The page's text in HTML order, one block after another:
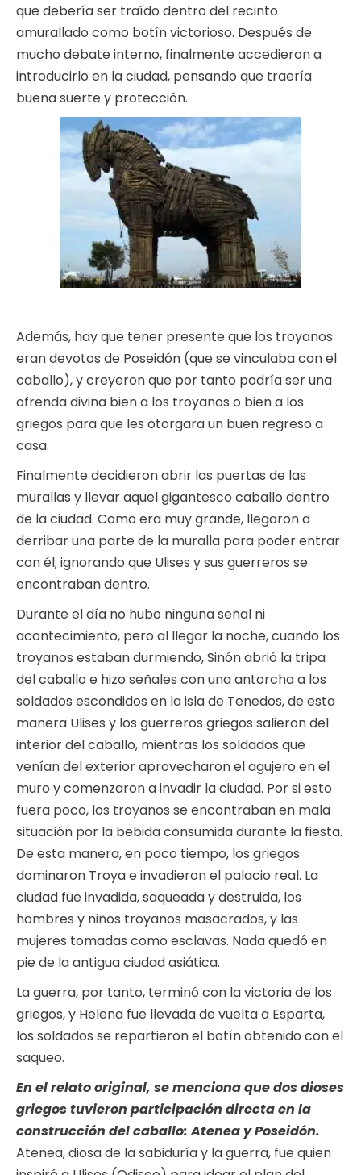
que debería ser traído dentro del recinto
amurallado como botín victorioso. Después de
mucho debate interno, finalmente accedieron a
introducirlo en la ciudad, pensando que traería
buena suerte y protección.
Además, hay que tener presente que los troyanos
eran devotos de Poseidón (que se vinculaba con el
caballo), y creyeron que por tanto podría ser una
ofrenda divina bien a los troyanos o bien a los
griegos para que les otorgara un buen regreso a
casa.
Finalmente decidieron abrir las puertas de las
murallas y llevar aquel gigantesco caballo dentro
de la ciudad. Como era muy grande, llegaron a
derribar una parte de la muralla para poder entrar
con él; ignorando que Ulises y sus guerreros se
encontraban dentro.
Durante el día no hubo ninguna señal ni
acontecimiento, pero al llegar la noche, cuando los
troyanos estaban durmiendo, Sinón abrió la tripa
del caballo e hizo señales con una antorcha a los
soldados escondidos en la isla de Tenedos, de esta
manera Ulises y los guerreros griegos salieron del
interior del caballo, mientras los soldados que
venían del exterior aprovecharon el agujero en el
muro y comenzaron a invadir la ciudad. Por si esto
fuera poco, los troyanos se encontraban en mala
situación por la bebida consumida durante la fiesta.
De esta manera, en poco tiempo, los griegos
dominaron Troya e invadieron el palacio real. La
ciudad fue invadida, saqueada y destruida, los
hombres y niños troyanos masacrados, y las
mujeres tomadas como esclavas. Nada quedó en
pie de la antigua ciudad asiática.
La guerra, por tanto, terminó con la victoria de los
griegos, y Helena fue llevada de vuelta a Esparta,
los soldados se repartieron el botín obtenido con el
saqueo.
En el relato original, se menciona que dos dioses
griegos tuvieron participación directa en la
construcción del caballo: Atenea y Poseidón.
Atenea, diosa de la sabiduría y la guerra, fue quien